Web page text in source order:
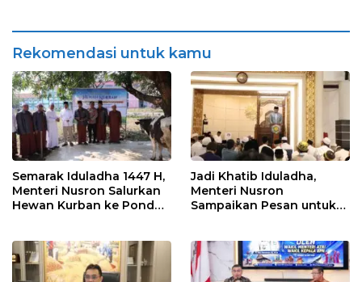
Negara
Rekomendasi untuk kamu
Semarak Iduladha 1447 H,
Menteri Nusron Salurkan
Hewan Kurban ke Pondok
Jadi Khatib Iduladha,
Menteri Nusron
Sampaikan Pesan untuk